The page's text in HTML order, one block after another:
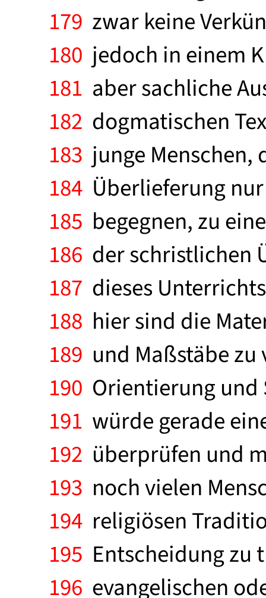
179 zwar keine
180 jedoch in einem
181 aber sachliche
182 dogmatischen
183 junge
184 Überlieferung
185 begegnen, zu
186 der schristlichen
187 dieses
188 hier sind die
189 und Maßstäbe
190 Orientierung und
191 würde gerade
192 überprüfen und
193 noch vielen
194 religiösen
195 Entscheidung zu
196 evangelischen